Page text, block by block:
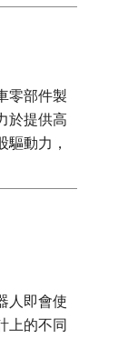
零部件製
於提供高
動力，
人即會使
上的不同